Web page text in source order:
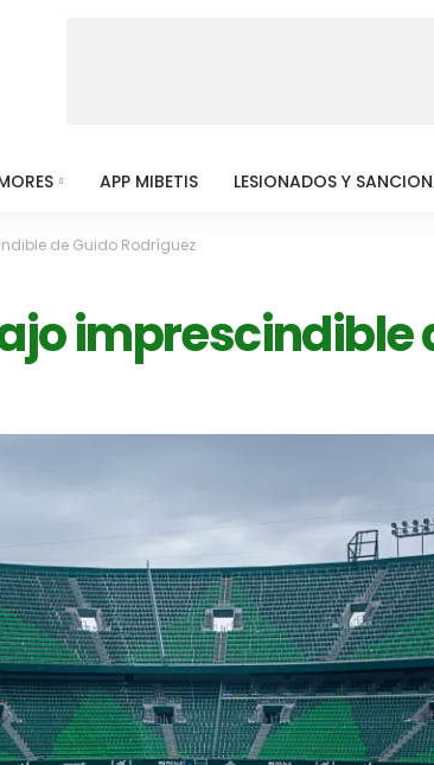
APP MIBETIS LESIONADOS Y
de Guido Rodríguez
imprescindible